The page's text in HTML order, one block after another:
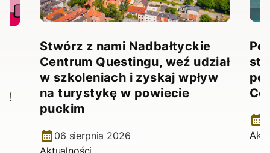
Stwórz z nami Nadbałtyckie
Centrum Questingu, weź udział
w szkoleniach i zyskaj wpływ
na turystykę w powiecie
puckim
06 sierpnia 2026